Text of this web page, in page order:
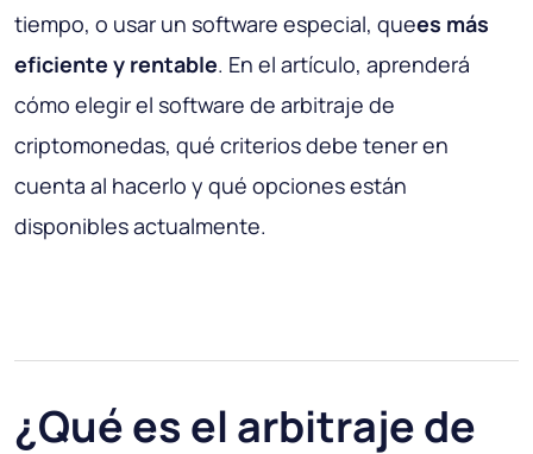
tiempo, o usar un software especial, quees más
eficiente y rentable. En el artículo, aprenderá
cómo elegir el software de arbitraje de
criptomonedas, qué criterios debe tener en
cuenta al hacerlo y qué opciones están
disponibles actualmente.
¿Qué es el arbitraje de